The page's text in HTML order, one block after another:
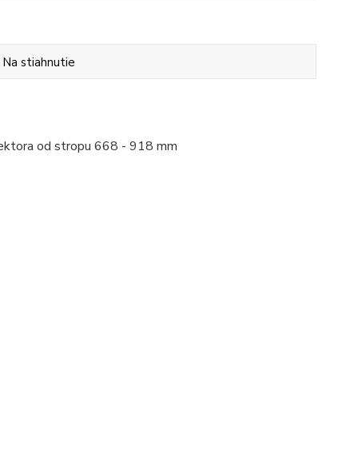
Na stiahnutie
od stropu 668 - 918 mm